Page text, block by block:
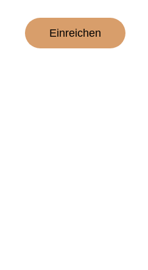
Einreichen